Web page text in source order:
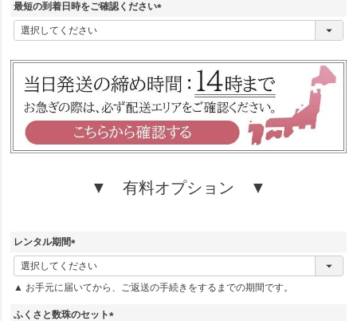
)
最短の到着日時をご確認ください
(
必
▼ 有料オプション ▼
レンタル期間
(
必
須
▲ お手元に届いてから、ご返送の手続きをするまでの期間です。
ふくさと数珠のセット